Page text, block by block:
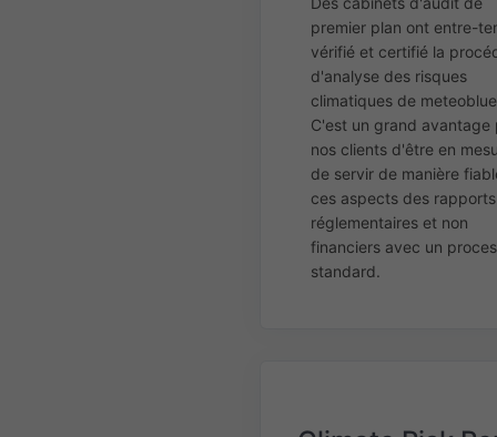
premier plan ont entre-
vérifié et certifié la
d'analyse des risques
climatiques de
C'est un grand avantage
nos clients d'être en
de servir de manière
ces aspects des rapports
réglementaires et non
financiers avec un
standard.